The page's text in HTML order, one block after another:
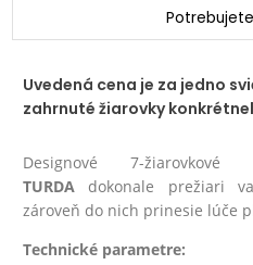
Uvedená cena je za jedno
zahrnuté žiarovky
Designové 7-
TURDA dokonale prežiari
zároveň do nich prinesie lúče
Technické parametre: